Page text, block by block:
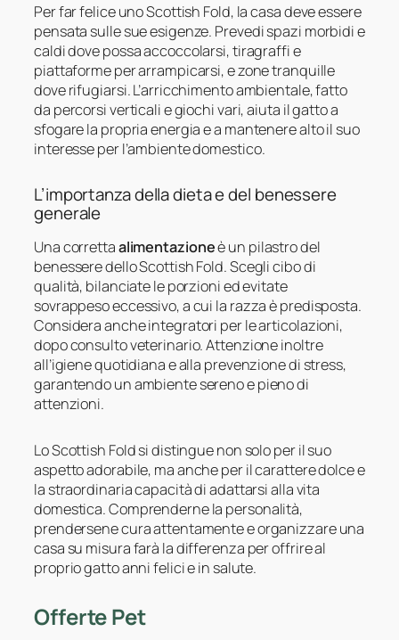
Per far felice uno Scottish Fold, la casa deve essere
pensata sulle sue esigenze. Prevedi spazi morbidi e
caldi dove possa accoccolarsi, tiragraffi e
piattaforme per arrampicarsi, e zone tranquille
dove rifugiarsi. L’arricchimento ambientale, fatto
da percorsi verticali e giochi vari, aiuta il gatto a
sfogare la propria energia e a mantenere alto il suo
interesse per l’ambiente domestico.
L’importanza della dieta e del benessere
generale
Una correttaalimentazioneè un pilastro del
benessere dello Scottish Fold. Scegli cibo di
qualità, bilanciate le porzioni ed evitate
sovrappeso eccessivo, a cui la razza è predisposta.
Considera anche integratori per le articolazioni,
dopo consulto veterinario. Attenzione inoltre
all’igiene quotidiana e alla prevenzione di stress,
garantendo un ambiente sereno e pieno di
attenzioni.
Lo Scottish Fold si distingue non solo per il suo
aspetto adorabile, ma anche per il carattere dolce e
la straordinaria capacità di adattarsi alla vita
domestica. Comprenderne la personalità,
prendersene cura attentamente e organizzare una
casa su misura farà la differenza per offrire al
proprio gatto anni felici e in salute.
Offerte Pet